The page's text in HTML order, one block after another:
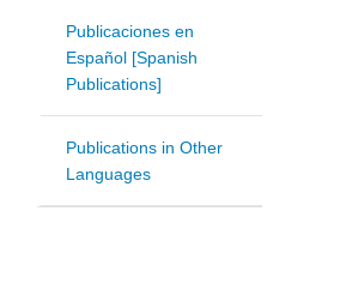
Publicaciones en
Español [Spanish
Publications]
Publications in Other
Languages